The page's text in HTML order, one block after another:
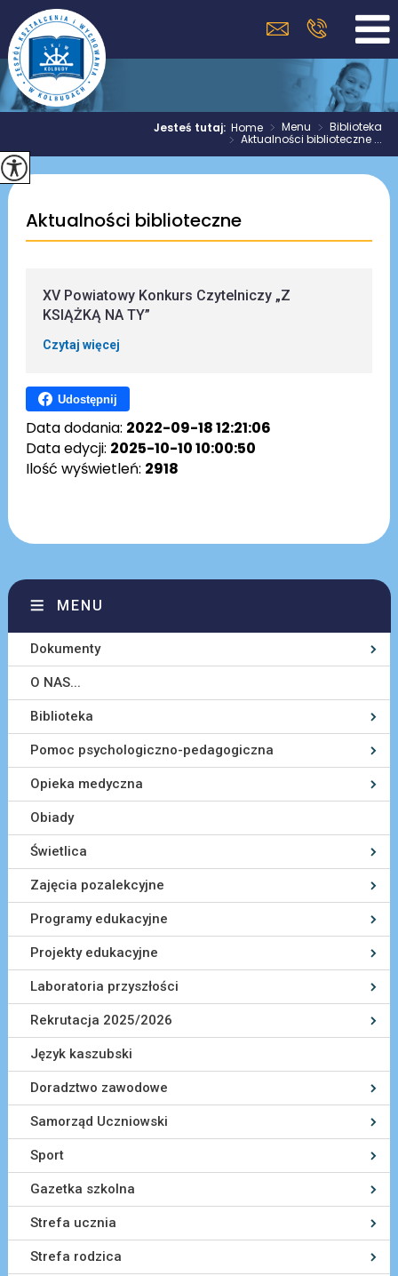
Jesteś tutaj:Home > Menu > Biblioteka
> Aktualności biblioteczne ...
Aktualności biblioteczne
XV Powiatowy Konkurs Czytelniczy „Z
KSIĄŻKĄ NA TY”
Czytaj więcej
Udostępnij
Data dodania: 2022-09-18 12:21:06
Data edycji: 2025-10-10 10:00:50
Ilość wyświetleń: 2918
MENU
Dokumenty
O NAS...
Biblioteka
Pomoc psychologiczno-pedagogiczna
Opieka medyczna
Obiady
Świetlica
Zajęcia pozalekcyjne
Programy edukacyjne
Projekty edukacyjne
Laboratoria przyszłości
Rekrutacja 2025/2026
Język kaszubski
Doradztwo zawodowe
Samorząd Uczniowski
Sport
Gazetka szkolna
Strefa ucznia
Strefa rodzica